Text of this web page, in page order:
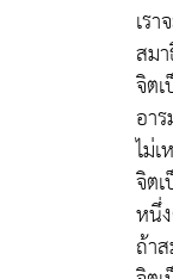
เร
สม
จิต
อา
ไม่
จิต
หนึ่
ถ้า